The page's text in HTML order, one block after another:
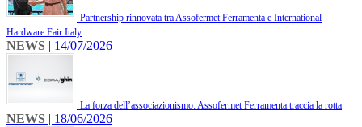
Partnership rinnovata tra Assofermet Ferramenta e International
Hardware Fair Italy
NEWS | 14/07/2026
La forza dell’associazionismo: Assofermet Ferramenta traccia la rotta
NEWS | 18/06/2026